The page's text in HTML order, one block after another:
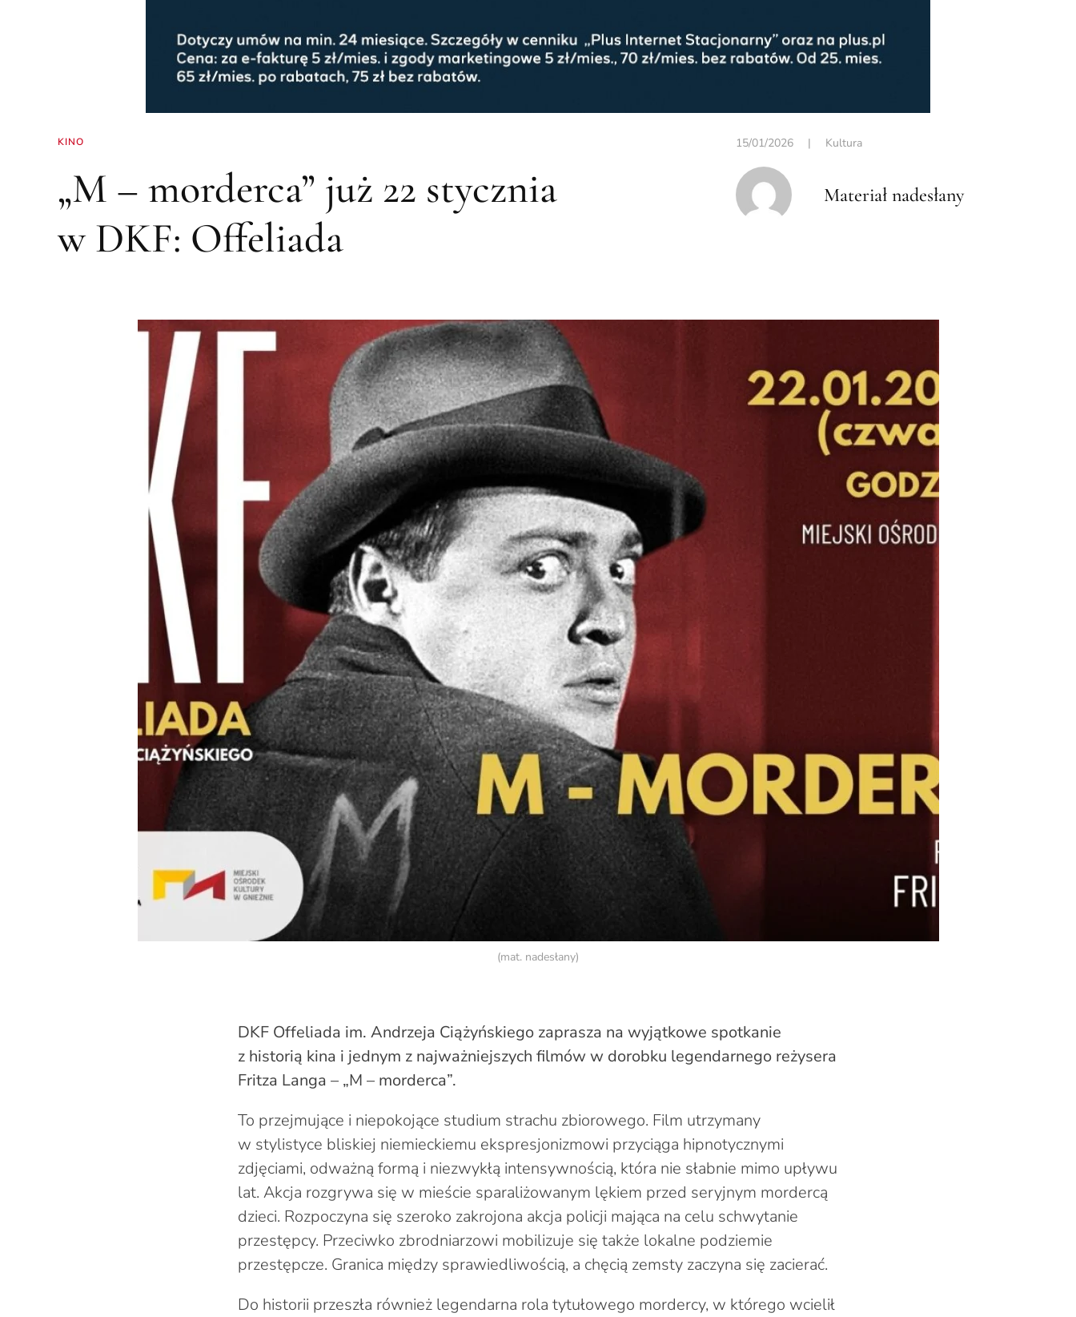
KINO
„M – morderca” już 22 stycznia
w DKF: Offeliada
15/01/2026| Kultura
Materiał nadesłany
(mat. nadesłany)
DKF Offeliada im. Andrzeja Ciążyńskiego zaprasza na wyjątkowe spotkanie
z historią kina i jednym z najważniejszych filmów w dorobku legendarnego reżysera
Fritza Langa – „M – morderca”.
To przejmujące i niepokojące studium strachu zbiorowego. Film utrzymany
w stylistyce bliskiej niemieckiemu ekspresjonizmowi przyciąga hipnotycznymi
zdjęciami, odważną formą i niezwykłą intensywnością, która nie słabnie mimo upływu
lat. Akcja rozgrywa się w mieście sparaliżowanym lękiem przed seryjnym mordercą
dzieci. Rozpoczyna się szeroko zakrojona akcja policji mająca na celu schwytanie
przestępcy. Przeciwko zbrodniarzowi mobilizuje się także lokalne podziemie
przestępcze. Granica między sprawiedliwością, a chęcią zemsty zaczyna się zacierać.
Do historii przeszła również legendarna rola tytułowego mordercy, w którego wcielił